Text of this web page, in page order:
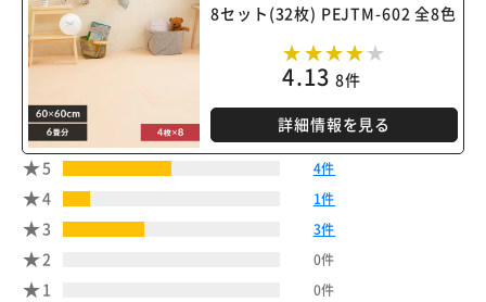
8セット(32枚) PEJTM-602 全8色
4.13 8件
詳細情報を見る
5 4件
4 1件
3 3件
2 0件
1 0件